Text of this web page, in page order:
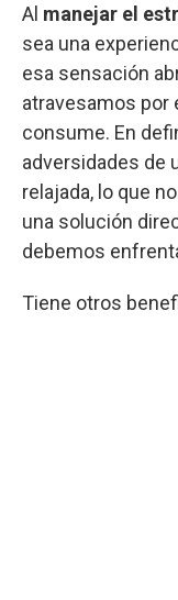
Al manejar el
sea una
esa sensación
atravesamos por
consume. En
adversidades de
relajada, lo que
una solución
debemos
Tiene otros